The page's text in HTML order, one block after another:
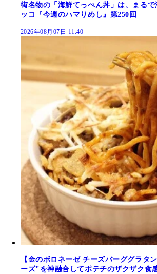
街名物の「海鮮てっぺん丼」は、まるで
ッコ『今週のハマりめし』第250回
2026年08月07日 11:40
【金のボロネーゼ チーズバーググラタ
ーズ"を神融合してポテチのザクザク食